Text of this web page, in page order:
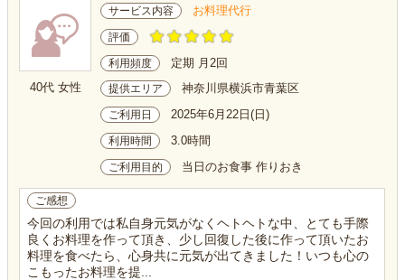
40代 女性
サービス内容 お料理代行
評価
利用頻度 定期 月2回
提供エリア 神奈川県横浜市青葉区
ご利用日 2025年6月22日(日)
利用時間 3.0時間
ご利用目的 当日のお食事 作りおき
ご感想
今回の利用では私自身元気がなくヘトヘトな中、とても手際
良くお料理を作って頂き、少し回復した後に作って頂いたお
料理を食べたら、心身共に元気が出てきました！いつも心の
こもったお料理を提...